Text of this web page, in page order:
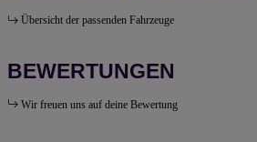
Übersicht der passenden Fahrzeuge
BEWERTUNGEN
Wir freuen uns auf deine Bewertung